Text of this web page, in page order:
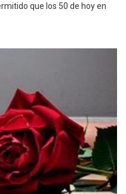
que los 50 de hoy en